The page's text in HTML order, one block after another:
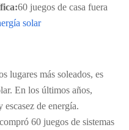
60 juegos de casa fuera
solar
lugares más soleados, es
En los últimos años,
de energía.
60 juegos de sistemas